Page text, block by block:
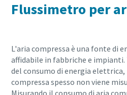
Flussimetro per
L'aria compressa è una fonte di
affidabile in fabbriche e impianti.
del consumo di energia elettrica,
compressa spesso non viene
Misurando il consumo di aria